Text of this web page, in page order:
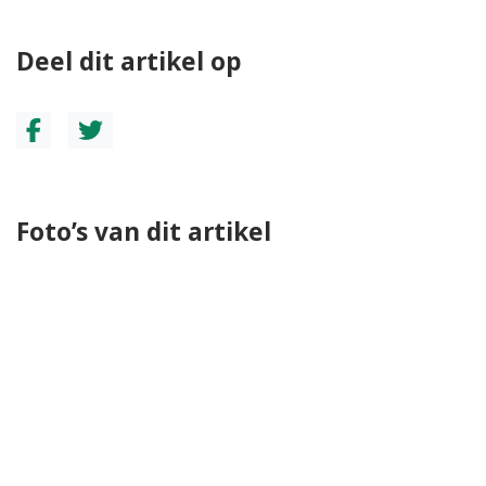
Deel dit artikel op
Foto’s van dit artikel